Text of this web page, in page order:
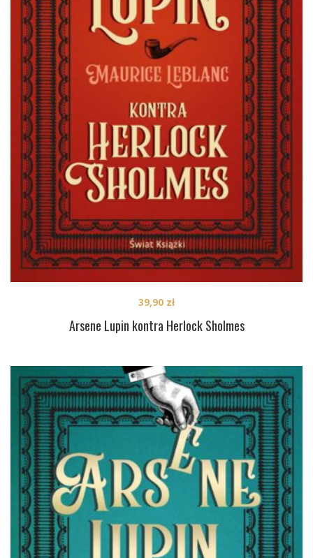
Arsene Lupin kontra Herlock Sholmes
39,90 zł